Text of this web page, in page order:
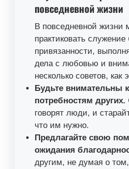
повседневной жизни
В повседневной
практиковать служение
привязанности,
дела с любовью и
несколько советов, как
Будьте внимательны к
потребностям других.
говорят люди, и
что им нужно.
Предлагайте свою
ожидания
другим, не думая о